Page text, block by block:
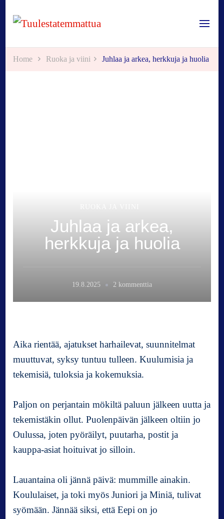
Tuulestatemmattua
Home Ruoka ja viini Juhlaa ja arkea, herkkuja ja huolia
Juhlaa ja arkea,
herkkuja ja huolia
19.8.2025 2 kommenttia
k
l
J
u
h
a
r
Aika rientää, ajatukset harhailevat, suunnitelmat
muuttuvat, syksy tuntuu tulleen. Kuulumisia ja
tekemisiä, tuloksia ja kokemuksia.
Paljon on perjantain mökiltä paluun jälkeen uutta ja
tekemistäkin ollut. Puolenpäivän jälkeen oltiin jo
Oulussa, joten pyöräilyt, puutarha, postit ja
kauppa-asiat hoituivat jo silloin.
Lauantaina oli jännä päivä: mummille ainakin.
Koululaiset, ja toki myös Juniori ja Miniä, tulivat
syömään. Jännää siksi, että Eepi on jo